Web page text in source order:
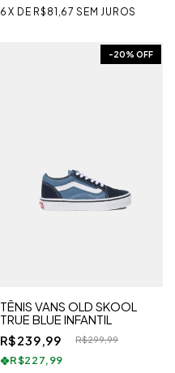
6 X DE R$81,67 SEM JUROS
-20% OFF
TÊNIS VANS OLD SKOOL
TRUE BLUE INFANTIL
R$239,99
R$299,99
R$227,99